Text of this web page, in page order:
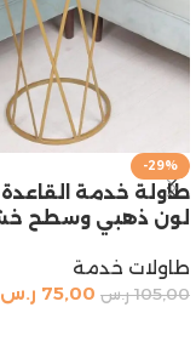
-29%
طاولة خدمة
لون ذهبي وسطح
طاولات خدمة
105,00 ر.س 75,00 ر.س